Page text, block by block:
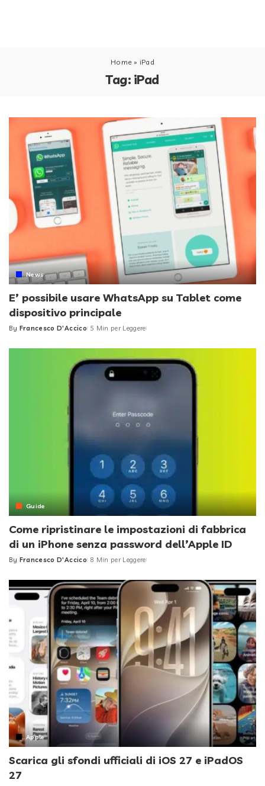
Home » iPad
Tag: iPad
News
E’ possibile usare WhatsApp su Tablet come
dispositivo principale
Posted
By Francesco D'Accico 5 Min per Leggere
Guide
Come ripristinare le impostazioni di fabbrica
di un iPhone senza password dell’Apple ID
Posted
By Francesco D'Accico 8 Min per Leggere
Apple
Scarica gli sfondi ufficiali di iOS 27 e iPadOS
27